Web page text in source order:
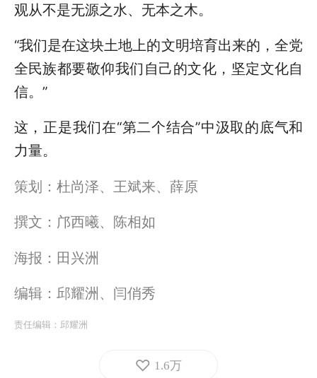
观从不是无源之水、无本之木。
“我们是在这块土地上的文明培育出来的，全党
全民族都要敬仰我们自己的文化，坚定文化自
信。”
这，正是我们在“第二个结合”中汲取的底气和
力量。
策划：杜尚泽、王斌来、薛原
撰文：邝西曦、陈相如
海报：田兴洲
编辑：邱耀洲、闫俏秀
责任编辑： 邱耀洲
1.6万